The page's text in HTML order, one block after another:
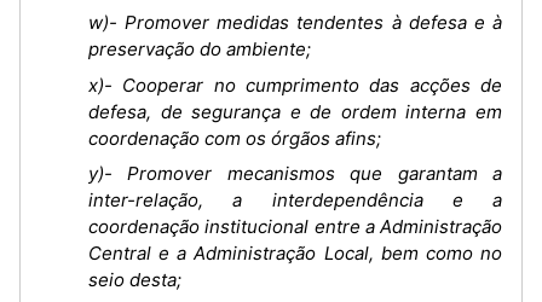
w)- Promover medidas tendentes à defesa e à
preservação do ambiente;
x)- Cooperar no cumprimento das acções de
defesa, de segurança e de ordem interna em
coordenação com os órgãos afins;
y)- Promover mecanismos que garantam a
inter-relação, a interdependência e a
coordenação institucional entre a Administração
Central e a Administração Local, bem como no
seio desta;